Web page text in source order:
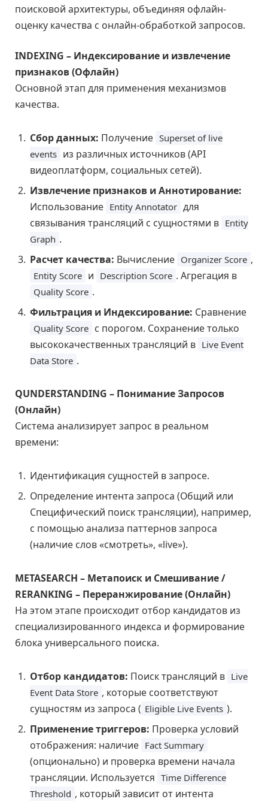
поисковой архитектуры, объединяя офлайн-
оценку качества с онлайн-обработкой запросов.
INDEXING – Индексирование и извлечение
признаков (Офлайн)
Основной этап для применения механизмов
качества.
Сбор данных: Получение Superset of live
events из различных источников (API
видеоплатформ, социальных сетей).
Извлечение признаков и Аннотирование:
Использование Entity Annotator для
связывания трансляций с сущностями в Entity
Graph .
Расчет качества: Вычисление Organizer Score ,
Entity Score и Description Score . Агрегация в
Quality Score .
Фильтрация и Индексирование: Сравнение
Quality Score с порогом. Сохранение только
высококачественных трансляций в Live Event
Data Store .
QUNDERSTANDING – Понимание Запросов
(Онлайн)
Система анализирует запрос в реальном
времени:
Идентификация сущностей в запросе.
Определение интента запроса (Общий или
Специфический поиск трансляции), например,
с помощью анализа паттернов запроса
(наличие слов «смотреть», «live»).
METASEARCH – Метапоиск и Смешивание /
RERANKING – Переранжирование (Онлайн)
На этом этапе происходит отбор кандидатов из
специализированного индекса и формирование
блока универсального поиска.
Отбор кандидатов: Поиск трансляций в Live
Event Data Store , которые соответствуют
сущностям из запроса ( Eligible Live Events ).
Применение триггеров: Проверка условий
отображения: наличие Fact Summary
(опционально) и проверка времени начала
трансляции. Используется Time Difference
Threshold , который зависит от интента